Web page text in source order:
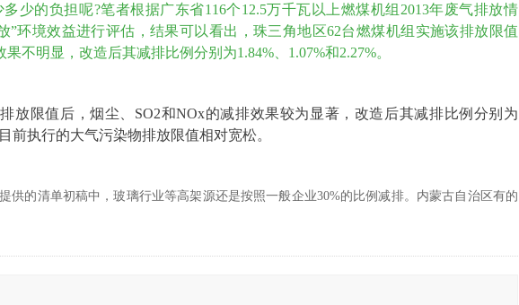
少的负担呢?笔者根据广东省116个12.5万千瓦以上燃煤机组2013年废气排放情
环境效益进行评估，结果可以看出，珠三角地区62台燃煤机组实施该排放限值
不明显，改造后其减排比例分别为1.84%、1.07%和2.27%。
放限值后，烟尘、SO2和NOx的减排效果较为显著，改造后其减排比例分别为
前执行的大气污染物排放限值相对宽松。
供的清单初稿中，玻璃行业等高架源还是按照一般企业30%的比例减排。内蒙古自治区有的